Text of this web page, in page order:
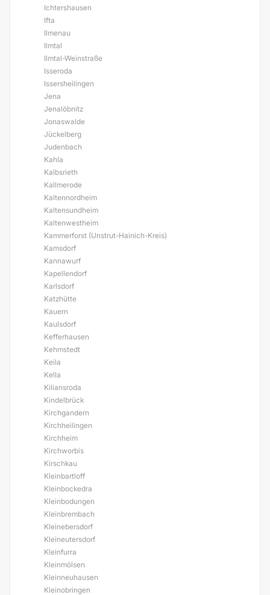
Ichtershausen
Ifta
Ilmenau
Ilmtal
Ilmtal-Weinstraße
Isseroda
Issersheilingen
Jena
Jenalöbnitz
Jonaswalde
Jückelberg
Judenbach
Kahla
Kalbsrieth
Kallmerode
Kaltennordheim
Kaltensundheim
Kaltenwestheim
Kammerforst (Unstrut-Hainich-Kreis)
Kamsdorf
Kannawurf
Kapellendorf
Karlsdorf
Katzhütte
Kauern
Kaulsdorf
Kefferhausen
Kehmstedt
Keila
Kella
Kiliansroda
Kindelbrück
Kirchgandern
Kirchheilingen
Kirchheim
Kirchworbis
Kirschkau
Kleinbartloff
Kleinbockedra
Kleinbodungen
Kleinbrembach
Kleinebersdorf
Kleineutersdorf
Kleinfurra
Kleinmölsen
Kleinneuhausen
Kleinobringen